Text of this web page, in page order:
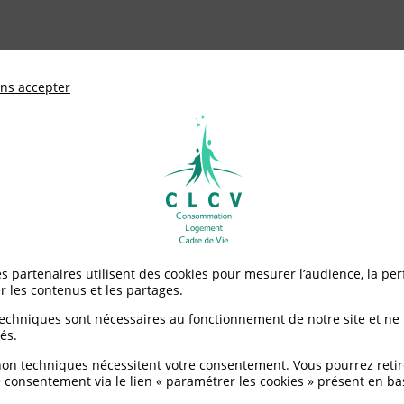
de défense des consommateurs et
Environnement / Santé
déchets > Compostage : attention aux plastiques
aux plastiques
accepter
partenaires utilisent des cookies pour mesurer l’audience, la
les contenus et les partages.
sont nécessaires au fonctionnement de notre site et ne
techniques nécessitent votre consentement. Vous pourrez
via le lien « paramétrer les cookies » présent en